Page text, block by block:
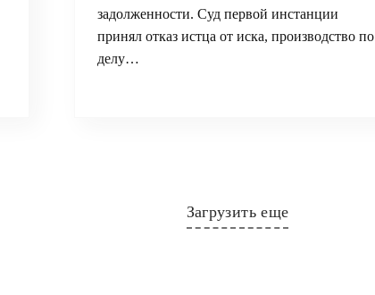
задолженности. Суд первой инстанции
принял отказ истца от иска, производство по
делу…
Загрузить еще